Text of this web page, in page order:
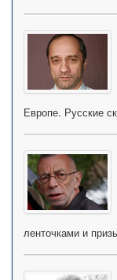
Европе. Русские
ленточками и